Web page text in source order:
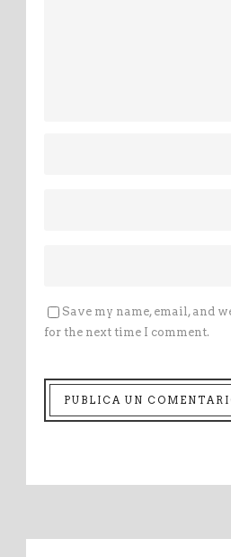
Save my name, email, and
for the next time I comment.